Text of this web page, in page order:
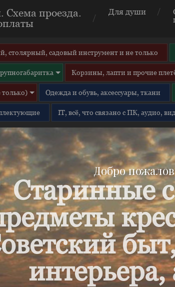
Схема проезда.
Для души
столярный, садовый инструмент и не только
Корзины, лапти и прочие
Одежда и обувь, аксессуары, ткани
IT, всё, что связано с ПК, аудио,
Добро
Старинные
интерьера,